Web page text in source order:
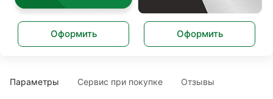
Оформить Оформить
Параметры Сервис при покупке Отзывы